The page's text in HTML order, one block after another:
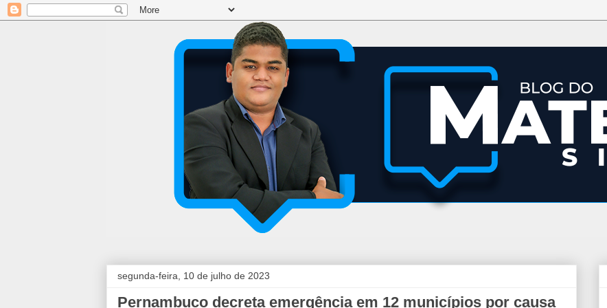
segunda-feira, 10 de julho de 2023
Pernambuco decreta emergência em 12 municípios por causa